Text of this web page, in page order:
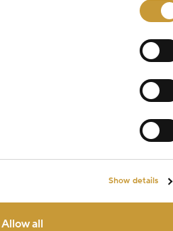
Show details
Allow all